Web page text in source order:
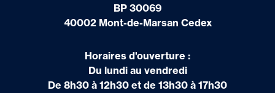
BP 30069
40002 Mont-de-Marsan Cedex
Horaires d'ouverture :
Du lundi au vendredi
De 8h30 à 12h30 et de 13h30 à 17h30